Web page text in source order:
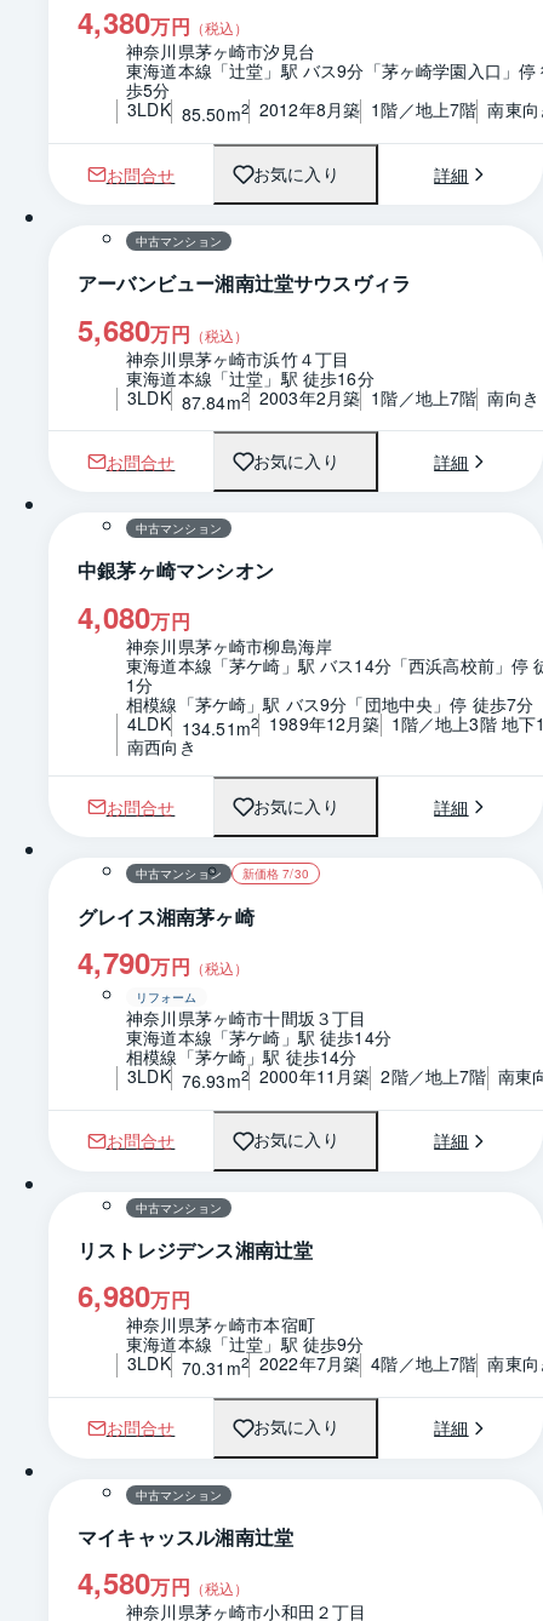
4,380万円 （税込）
神奈川県茅ヶ崎市汐見台
東海道本線「辻堂」駅 バス9分「茅ヶ崎学園入口」停
歩5分
3LDK 85.50m2 2012年8月築 1階／地上7階 南東
お問合せ お気に入り 詳細
1 / 0 間取り
中古マンション
アーバンビュー湘南辻堂サウスヴィラ
5,680万円 （税込）
神奈川県茅ヶ崎市浜竹４丁目
東海道本線「辻堂」駅 徒歩16分
3LDK 87.84m2 2003年2月築 1階／地上7階 南向き
お問合せ お気に入り 詳細
1 / 0 間取り
中古マンション
中銀茅ヶ崎マンシオン
4,080万円
神奈川県茅ヶ崎市柳島海岸
東海道本線「茅ケ崎」駅 バス14分「西浜高校前」停
1分
相模線「茅ケ崎」駅 バス9分「団地中央」停 徒歩7分
4LDK 134.51m2 1989年12月築 1階／地上3階 地下
南西向き
お問合せ お気に入り 詳細
1 / 0 間取り
中古マンション 新価格 7/30
グレイス湘南茅ヶ崎
4,790万円 （税込）
リフォーム
神奈川県茅ヶ崎市十間坂３丁目
東海道本線「茅ケ崎」駅 徒歩14分
相模線「茅ケ崎」駅 徒歩14分
3LDK 76.93m2 2000年11月築 2階／地上7階 南東
お問合せ お気に入り 詳細
1 / 0 間取り
中古マンション
リストレジデンス湘南辻堂
6,980万円
神奈川県茅ヶ崎市本宿町
東海道本線「辻堂」駅 徒歩9分
3LDK 70.31m2 2022年7月築 4階／地上7階 南東
お問合せ お気に入り 詳細
1 / 0 間取り
中古マンション
マイキャッスル湘南辻堂
4,580万円 （税込）
神奈川県茅ヶ崎市小和田２丁目